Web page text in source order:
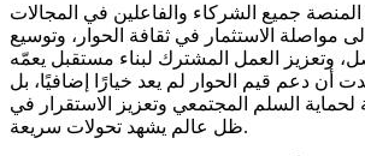
جميع الشركاء والفاعلين في المجالات
إلى مواصلة الاستثمار في ثقافة الحوار، وتوسيع
وتعزيز العمل المشترك لبناء مستقبل يعمّه
أن دعم قيم الحوار لم يعد خيارًا إضافيًا، بل
لحماية السلم المجتمعي وتعزيز الاستقرار في
ظل عالم يشهد تحولات سريعة.